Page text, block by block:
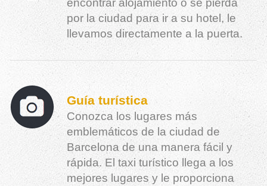
por la ciudad para ir a su hotel, le
llevamos directamente a la puerta.
Guía turística
Conozca los lugares más
emblemáticos de la ciudad de
Barcelona de una manera fácil y
rápida. El taxi turístico llega a los
mejores lugares y le proporciona